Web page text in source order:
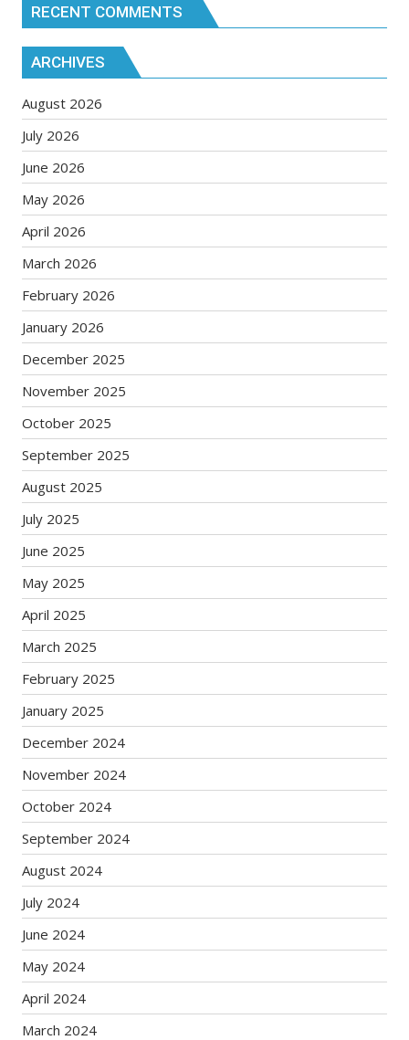
RECENT COMMENTS
ARCHIVES
August 2026
July 2026
June 2026
May 2026
April 2026
March 2026
February 2026
January 2026
December 2025
November 2025
October 2025
September 2025
August 2025
July 2025
June 2025
May 2025
April 2025
March 2025
February 2025
January 2025
December 2024
November 2024
October 2024
September 2024
August 2024
July 2024
June 2024
May 2024
April 2024
March 2024